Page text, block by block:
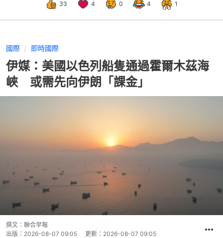
33 4 0 4 1
國際 即時國際
伊媒：美國以色列船隻通過霍爾木茲海
峽 或需先向伊朗「課金」
撰文： 聯合早報
出版： 2026-08-07 09:05 更新： 2026-08-07 09:05